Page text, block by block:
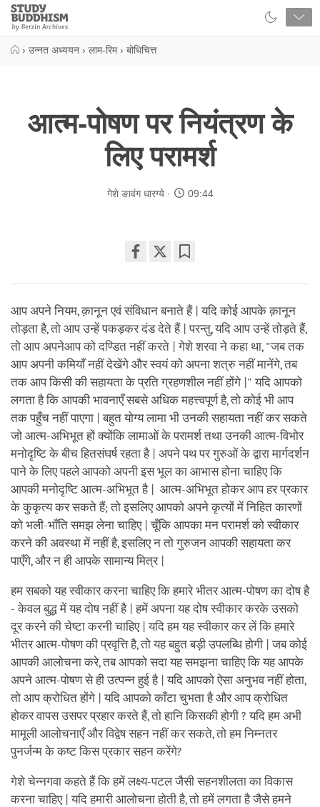
Close
Study
Buddhism
› उन्नत अध्ययन › लाम-रिम › बोधिचित्त
आत्म-पोषण पर नियंत्रण के
लिए परामर्श
गेशे ङावंग धारग्ये 09:44
on
facebook
आप अपने नियम, क़ानून एवं संविधान बनाते हैं | यदि कोई आपके क़ानून
तोड़ता है, तो आप उन्हें पकड़कर दंड देते हैं | परन्तु, यदि आप उन्हें तोड़ते हैं,
तो आप अपनेआप को दण्डित नहीं करते | गेशे शरवा ने कहा था, "जब तक
आप अपनी कमियाँ नहीं देखेंगे और स्वयं को अपना शत्रु नहीं मानेंगे, तब
तक आप किसी की सहायता के प्रति ग्रहणशील नहीं होंगे |" यदि आपको
लगता है कि आपकी भावनाएँ सबसे अधिक महत्त्वपूर्ण है, तो कोई भी आप
तक पहुँच नहीं पाएगा | बहुत योग्य लामा भी उनकी सहायता नहीं कर सकते
जो आत्म-अभिभूत हों क्योंकि लामाओं के परामर्श तथा उनकी आत्म-विभोर
मनोदृष्टि के बीच हितसंघर्ष रहता है | अपने पथ पर गुरुओं के द्वारा मार्गदर्शन
पाने के लिए पहले आपको अपनी इस भूल का आभास होना चाहिए कि
आपकी मनोदृष्टि आत्म-अभिभूत है | आत्म-अभिभूत होकर आप हर प्रकार
के कुकृत्य कर सकते हैं; तो इसलिए आपको अपने कृत्यों में निहित कारणों
को भली-भाँति समझ लेना चाहिए | चूँकि आपका मन परामर्श को स्वीकार
करने की अवस्था में नहीं है, इसलिए न तो गुरुजन आपकी सहायता कर
पाएँगे, और न ही आपके सामान्य मित्र |
हम सबको यह स्वीकार करना चाहिए कि हमारे भीतर आत्म-पोषण का दोष है
- केवल बुद्ध में यह दोष नहीं है | हमें अपना यह दोष स्वीकार करके उसको
दूर करने की चेष्टा करनी चाहिए | यदि हम यह स्वीकार कर लें कि हमारे
भीतर आत्म-पोषण की प्रवृत्ति है, तो यह बहुत बड़ी उपलब्धि होगी | जब कोई
आपकी आलोचना करे, तब आपको सदा यह समझना चाहिए कि यह आपके
अपने आत्म-पोषण से ही उत्पन्न हुई है | यदि आपको ऐसा अनुभव नहीं होता,
तो आप क्रोधित होंगे | यदि आपको काँटा चुभता है और आप क्रोधित
होकर वापस उसपर प्रहार करते हैं, तो हानि किसकी होगी ? यदि हम अभी
मामूली आलोचनाएँ और विद्वेष सहन नहीं कर सकते, तो हम निम्नतर
पुनर्जन्म के कष्ट किस प्रकार सहन करेंगे?
गेशे चेन्नगवा कहते हैं कि हमें लक्ष्य-पटल जैसी सहनशीलता का विकास
करना चाहिए | यदि हमारी आलोचना होती है, तो हमें लगता है जैसे हमने